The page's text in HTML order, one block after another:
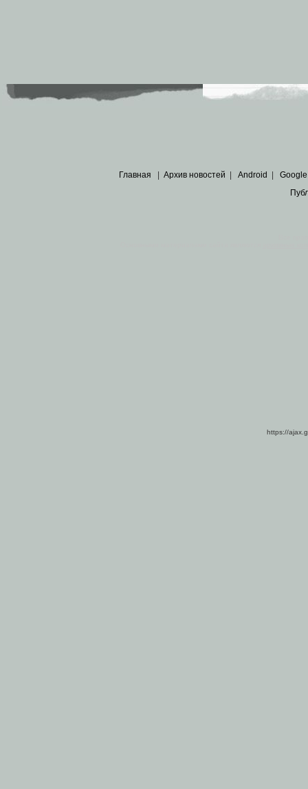
Главная Архив новостей Android Google
https://